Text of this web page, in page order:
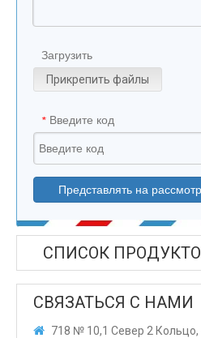
Загрузить
Прикрепить файлы
* Введите код
Представлять на
СПИСОК
СВЯЗАТЬСЯ С НАМИ
 718 № 10,1 Север 2 Кольцо,